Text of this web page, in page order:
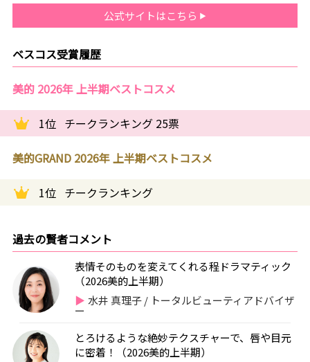
公式サイトはこちら
ベスコス受賞履歴
美的 2026年 上半期ベストコスメ
1位 チークランキング 25票
美的GRAND 2026年 上半期ベストコスメ
1位 チークランキング
過去の賢者コメント
表情そのものを変えてくれる程ドラマティック
（2026美的上半期）
水井 真理子 / トータルビューティアドバイザ
ー
とろけるような絶妙テクスチャーで、唇や目元
に密着！（2026美的上半期）